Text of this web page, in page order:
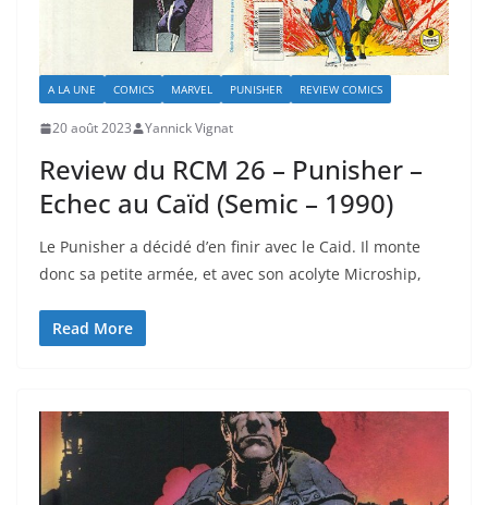
A LA UNE COMICS MARVEL PUNISHER REVIEW COMICS
20 août 2023 Yannick Vignat
Review du RCM 26 – Punisher –
Echec au Caïd (Semic – 1990)
Le Punisher a décidé d’en finir avec le Caid. Il monte
donc sa petite armée, et avec son acolyte Microship,
Read More